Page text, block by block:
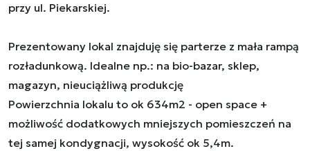
przy ul. Piekarskiej.
Prezentowany lokal znajduję się parterze z mała rampą
rozładunkową. Idealne np.: na bio-bazar, sklep,
magazyn, nieuciążliwą produkcję
Powierzchnia lokalu to ok 634m2 - open space +
możliwość dodatkowych mniejszych pomieszczeń na
tej samej kondygnacji, wysokość ok 5,4m.